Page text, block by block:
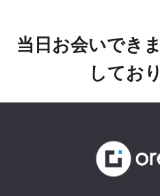
当日お会いでき
してお